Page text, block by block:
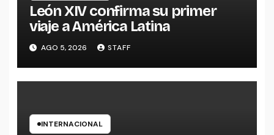
León XIV confirma su primer
viaje a América Latina
AGO 5, 2026 STAFF
INTERNACIONAL